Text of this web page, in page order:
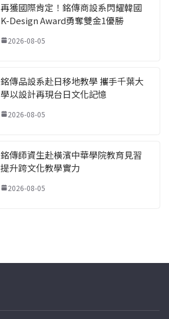
再獲國際肯定！銘傳商設系閃耀韓國
K-Design Award勇奪雙金1優勝
2026-08-05
銘傳品設系赴日移地教學 攜手千葉大
學以設計再現台日文化記憶
2026-08-05
銘傳師資生赴橫濱中華學院教育見習
提升跨文化教學實力
2026-08-05